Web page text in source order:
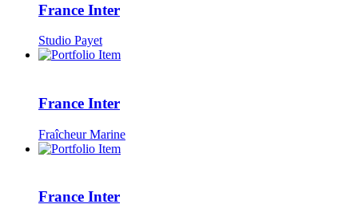
France Inter
Studio Payet
France Inter
Fraîcheur Marine
France Inter